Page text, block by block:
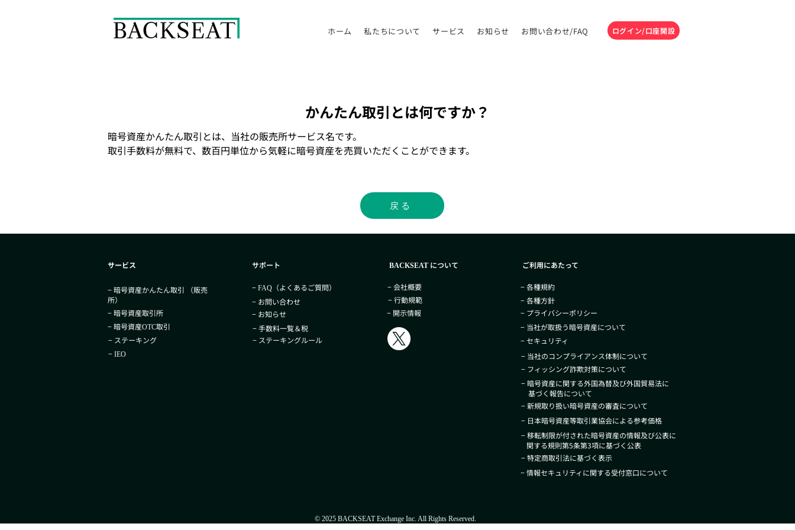
ホーム 私たちについて サービス お知らせ お問い合わせ/FAQ ログイン/口座開設
かんたん取引とは何ですか？
暗号資産かんたん取引とは、当社の販売所サービス名です。
取引手数料が無料で、数百円単位から気軽に暗号資産を売買いただくことができます。
戻る
サービス
− 暗号資産かんたん取引​ （販売
所）
− 暗号資産取引所
− 暗号資産OTC取引
− ステーキング
− IEO
サポート
− FAQ （よくあるご質問）
− お問い合わせ
− お知らせ
− 手数料一覧＆税
− ステーキングルール
BACKSEAT について
− 会社概要
− 行動規範
− 開示情報
ご利用にあたって
− 各種規約
− 各種方針
− プライバシーポリシー
− 当社が取扱う暗号資産について
− セキュリティ
− 当社のコンプライアンス体制について
− フィッシング詐欺対策について
− 暗号資産に関する外国為替及び外国貿易法に
基づく報告について
− 新規取り扱い暗号資産の審査について
− 日本暗号資産等取引業協会による参考価格
− 移転制限が付された暗号資産の情報及び公表に
関する規則第5条第3項に基づく公表
− 特定商取引法に基づく表示
− 情報セキュリティに関する受付窓口について
© 2025 BACKSEAT Exchange Inc. All Rights Reserved.